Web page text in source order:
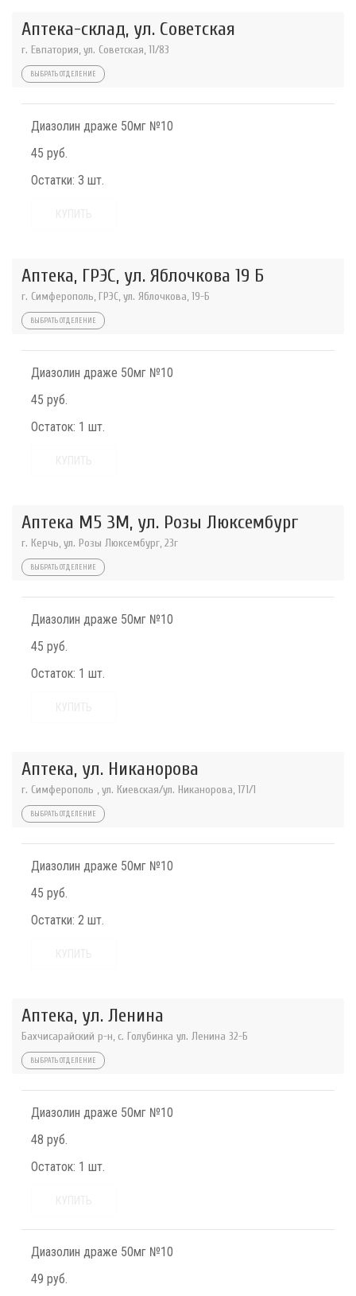
Аптека-склад, ул. Советская
г. Евпатория, ул. Советская, 11/83
ВЫБРАТЬ ОТДЕЛЕНИЕ
Диазолин драже 50мг №10
45 руб.
Остатки: 3 шт.
Аптека, ГРЭС, ул. Яблочкова 19 Б
г. Симферополь, ГРЭС, ул. Яблочкова, 19-Б
ВЫБРАТЬ ОТДЕЛЕНИЕ
Диазолин драже 50мг №10
45 руб.
Остаток: 1 шт.
Аптека М5 3М, ул. Розы Люксембург
г. Керчь, ул. Розы Люксембург, 23г
ВЫБРАТЬ ОТДЕЛЕНИЕ
Диазолин драже 50мг №10
45 руб.
Остаток: 1 шт.
Аптека, ул. Никанорова
г. Симферополь , ул. Киевская/ул. Никанорова, 171/1
ВЫБРАТЬ ОТДЕЛЕНИЕ
Диазолин драже 50мг №10
45 руб.
Остатки: 2 шт.
Аптека, ул. Ленина
Бахчисарайский р-н, с. Голубинка ул. Ленина 32-Б
ВЫБРАТЬ ОТДЕЛЕНИЕ
Диазолин драже 50мг №10
48 руб.
Остаток: 1 шт.
Диазолин драже 50мг №10
49 руб.